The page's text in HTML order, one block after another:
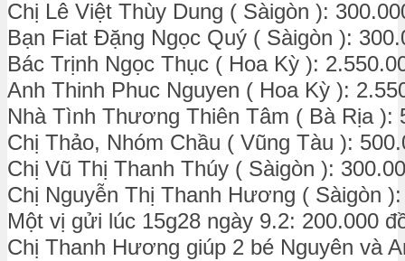
Chị Lê Việt Thùy Dung ( Sàigòn ):
Bạn Fiat Đặng Ngọc Quý ( Sàigòn ):
Bác Trịnh Ngọc Thục ( Hoa Kỳ ):
Anh Thinh Phuc Nguyen ( Hoa Kỳ ):
Nhà Tình Thương Thiên Tâm ( Bà Rịa ):
Chị Thảo, Nhóm Chầu ( Vũng Tàu ):
Chị Vũ Thị Thanh Thúy ( Sàigòn ):
Chị Nguyễn Thị Thanh Hương ( Sàigòn
Một vị gửi lúc 15g28 ngày 9.2: 200.000
Chị Thanh Hương giúp 2 bé Nguyên và